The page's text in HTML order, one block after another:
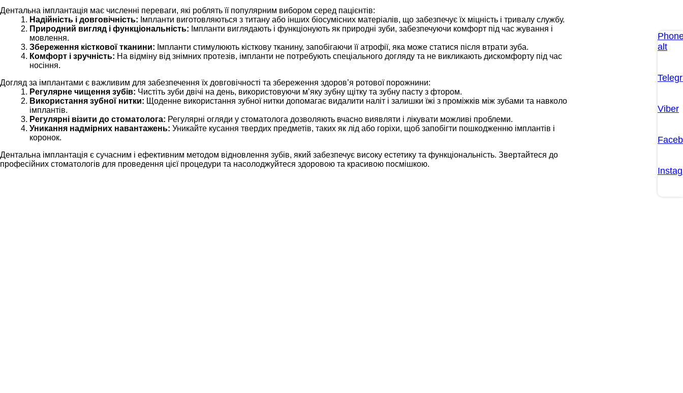
Дентальна імплантація має численні переваги, які роблять її популярним вибором серед пацієнтів:
Надійність і довговічність: Імпланти виготовляються з титану або інших біосумісних матеріалів, що забезпечує їх міцність і тривалу службу.
Природний вигляд і функціональність: Імпланти виглядають і функціонують як природні зуби, забезпечуючи комфорт під час жування і
мовлення.
Збереження кісткової тканини: Імпланти стимулюють кісткову тканину, запобігаючи її атрофії, яка може статися після втрати зуба.
Комфорт і зручність: На відміну від знімних протезів, імпланти не потребують спеціального догляду та не викликають дискомфорту під час
носіння.
Догляд за імплантами є важливим для забезпечення їх довговічності та збереження здоров’я ротової порожнини:
Регулярне чищення зубів: Чистіть зуби двічі на день, використовуючи м’яку зубну щітку та зубну пасту з фтором.
Використання зубної нитки: Щоденне використання зубної нитки допомагає видалити наліт і залишки їжі з проміжків між зубами та навколо
імплантів.
Регулярні візити до стоматолога: Регулярні огляди у стоматолога дозволяють вчасно виявляти і лікувати можливі проблеми.
Уникання надмірних навантажень: Уникайте кусання твердих предметів, таких як лід або горіхи, щоб запобігти пошкодженню імплантів і
коронок.
Дентальна імплантація є сучасним і ефективним методом відновлення зубів, який забезпечує високу естетику та функціональність. Звертайтеся до
професійних стоматологів для проведення цієї процедури та насолоджуйтеся здоровою та красивою посмішкою.
alt
Viber